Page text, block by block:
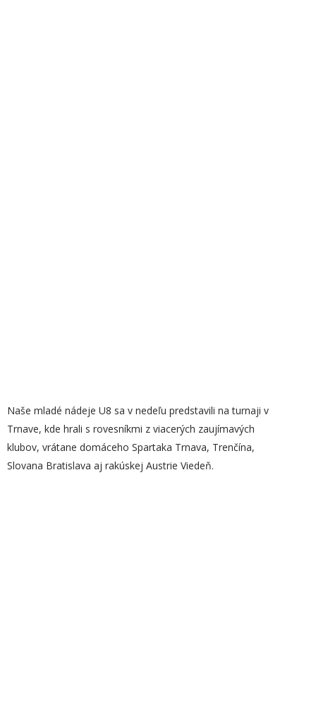
Naše mladé nádeje U8 sa v nedeľu predstavili na turnaji v
Trnave, kde hrali s rovesníkmi z viacerých zaujímavých
klubov, vrátane domáceho Spartaka Trnava, Trenčína,
Slovana Bratislava aj rakúskej Austrie Viedeň.